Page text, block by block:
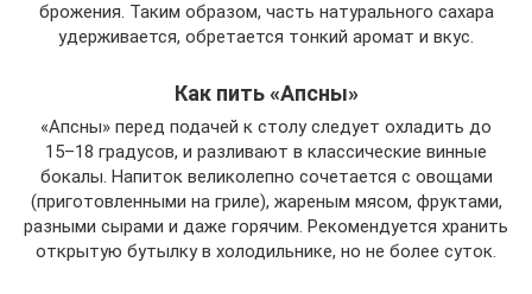
брожения. Таким образом, часть натурального сахара
удерживается, обретается тонкий аромат и вкус.
Как пить «Апсны»
«Апсны» перед подачей к столу следует охладить до
15–18 градусов, и разливают в классические винные
бокалы. Напиток великолепно сочетается с овощами
(приготовленными на гриле), жареным мясом, фруктами,
разными сырами и даже горячим. Рекомендуется хранить
открытую бутылку в холодильнике, но не более суток.